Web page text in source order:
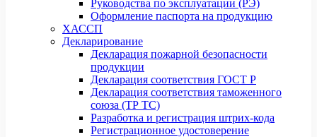
Руководства по эксплуатации (РЭ)
Оформление паспорта на продукцию
ХАССП
Декларирование
Декларация пожарной безопасности
продукции
Декларация соответствия ГОСТ Р
Декларация соответствия таможенного
союза (ТР ТС)
Разработка и регистрация штрих-кода
Регистрационное удостоверение